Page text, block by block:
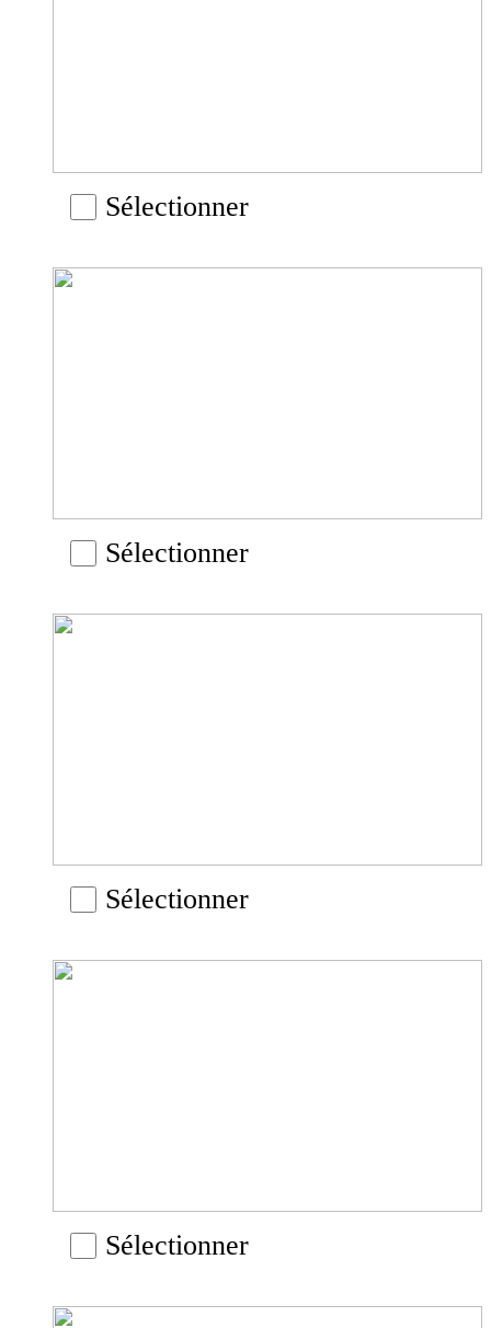
Sélectionner
Sélectionner
Sélectionner
Sélectionner